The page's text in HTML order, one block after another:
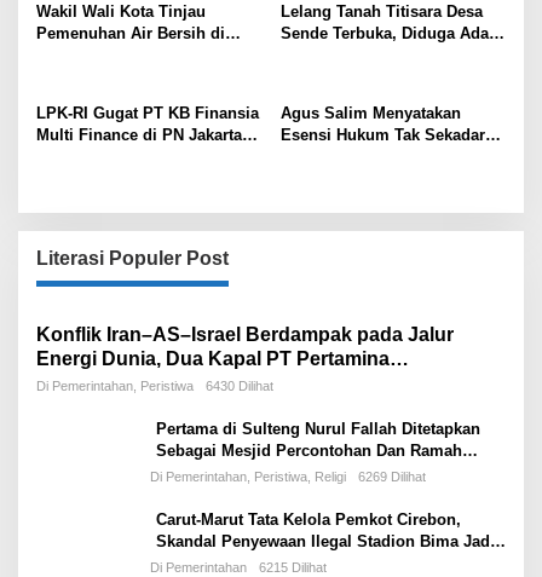
ASAL-USUL BARANG BUKTI
Ditreskrimum Polda Jawa
Tengah
Wakil Wali Kota Tinjau
Pemenuhan Air Bersih di
Lelang Tanah Titisara Desa
Sende Terbuka, Diduga Ada
LPK-RI Gugat PT KB Finansia
Multi Finance di PN Jakarta
Agus Salim Menyatakan
Esensi Hukum Tak Sekadar
Literasi Populer Post
Konflik Iran–AS–Israel Berdampak pada Jalur
Energi Dunia, Dua Kapal PT Pertamina
International Shipping Tertahan di Selat Hormuz
Di Pemerintahan, Peristiwa 6430 Dilihat
Pertama di Sulteng Nurul Fallah Ditetapkan
Sebagai Mesjid Percontohan Dan Ramah
Musafir.
Di Pemerintahan, Peristiwa, Religi 6269 Dilihat
Carut-Marut Tata Kelola Pemkot Cirebon,
Skandal Penyewaan Ilegal Stadion Bima Jadi
Ujian Perdana Wali Kota Effendi Edo
Di Pemerintahan 6215 Dilihat